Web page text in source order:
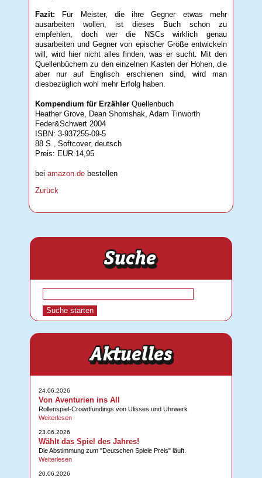
Fazit: Für Meister, die ihre Gegner etwas mehr
ausarbeiten wollen, ist dieses Buch schon zu
empfehlen, doch wer die NSCs wirklich genau
ausarbeiten und Gegner von epischer Größe entwickeln
will, wird hier nicht alles finden, was er sucht. Mit den
Quellenbüchern zu den einzelnen Kasten der Hohen, die
aber nur auf Englisch erschienen sind, wird man
diesbezüglich wohl mehr Erfolg haben.
Kompendium für Erzähler Quellenbuch
Heather Grove, Dean Shomshak, Adam Tinworth
Feder&Schwert 2004
ISBN: 3-937255-09-5
88 S., Softcover, deutsch
Preis: EUR 14,95
beiamazon.de bestellen
Zurück
24.06.2026
Von Aventurien ins All
Rollenspiel-Crowdfundings von Ulisses und Uhrwerk
Weiterlesen
23.06.2026
Wählt das Spiel des Jahres!
Die Abstimmung zum "Deutschen Spiele Preis" läuft.
Weiterlesen
20.06.2026